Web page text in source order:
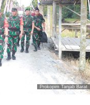
Prokopim Tanjab Barat